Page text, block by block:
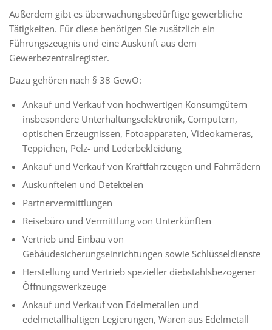
Außerdem gibt es überwachungsbedürftige gewerbliche
Tätigkeiten. Für diese benötigen Sie zusätzlich ein
Führungszeugnis und eine Auskunft aus dem
Gewerbezentralregister.
Dazu gehören nach § 38 GewO:
Ankauf und Verkauf von hochwertigen Konsumgütern
insbesondere Unterhaltungselektronik, Computern,
optischen Erzeugnissen, Fotoapparaten, Videokameras,
Teppichen, Pelz- und Lederbekleidung
Ankauf und Verkauf von Kraftfahrzeugen und Fahrrädern
Auskunfteien und Detekteien
Partnervermittlungen
Reisebüro und Vermittlung von Unterkünften
Vertrieb und Einbau von
Gebäudesicherungseinrichtungen sowie Schlüsseldienste
Herstellung und Vertrieb spezieller diebstahlsbezogener
Öffnungswerkzeuge
Ankauf und Verkauf von Edelmetallen und
edelmetallhaltigen Legierungen, Waren aus Edelmetall